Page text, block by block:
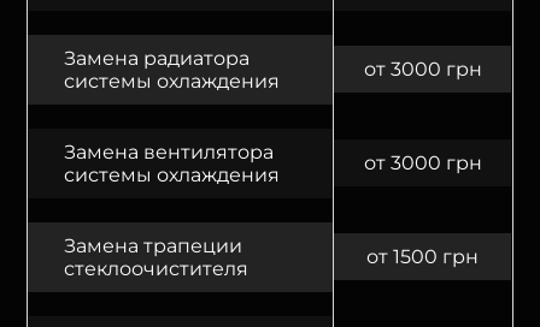
Замена радиатора
системы охлаждения
от 3000 грн
Замена вентилятора
системы охлаждения
от 3000 грн
Замена трапеции
стеклоочистителя
от 1500 грн